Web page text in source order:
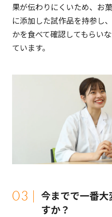
果が伝わりにくいため、お
に添加した試作品を持参し
かを食べて確認してもらい
ています。
03
今までで一番大
すか？